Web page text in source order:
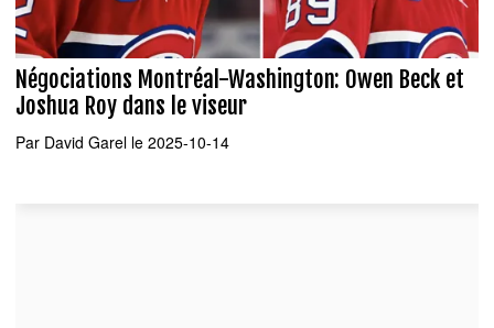
Négociations Montréal-Washington: Owen Beck et
Joshua Roy dans le viseur
Par David Garel le 2025-10-14